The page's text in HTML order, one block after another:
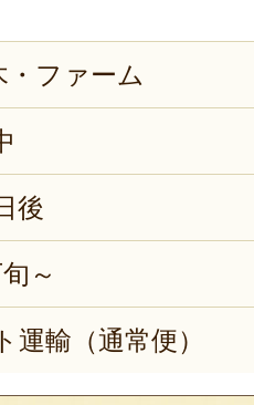
・ファーム
後
～
運輸（通常便）